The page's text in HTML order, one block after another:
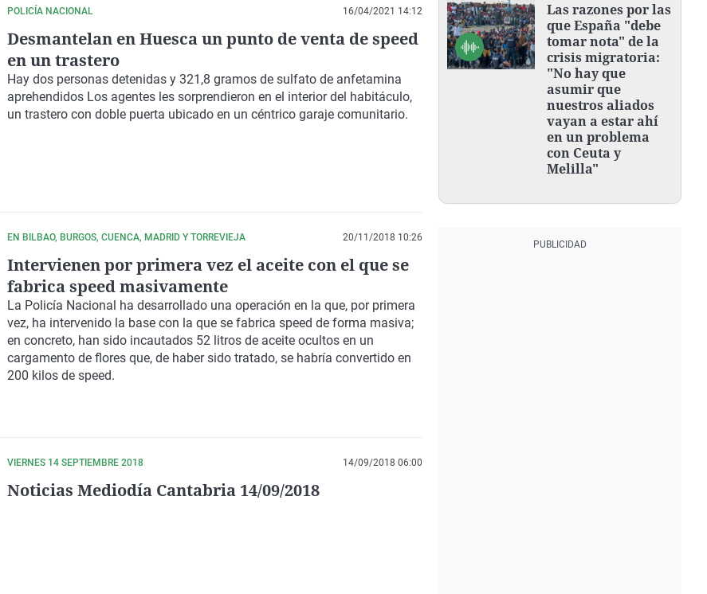
POLICÍA NACIONAL 16/04/2021 14:12
Desmantelan en Huesca un punto de venta de speed
en un trastero
Hay dos personas detenidas y 321,8 gramos de sulfato de anfetamina
aprehendidos Los agentes les sorprendieron en el interior del habitáculo,
un trastero con doble puerta ubicado en un céntrico garaje comunitario.
EN BILBAO, BURGOS, CUENCA, MADRID Y TORREVIEJA 20/11/2018 10:26
Intervienen por primera vez el aceite con el que se
fabrica speed masivamente
La Policía Nacional ha desarrollado una operación en la que, por primera
vez, ha intervenido la base con la que se fabrica speed de forma masiva;
en concreto, han sido incautados 52 litros de aceite ocultos en un
cargamento de flores que, de haber sido tratado, se habría convertido en
200 kilos de speed.
VIERNES 14 SEPTIEMBRE 2018 14/09/2018 06:00
Noticias Mediodía Cantabria 14/09/2018
Las razones por las
que España "debe
tomar nota" de la
crisis migratoria:
"No hay que
asumir que
nuestros aliados
vayan a estar ahí
en un problema
con Ceuta y
Melilla"